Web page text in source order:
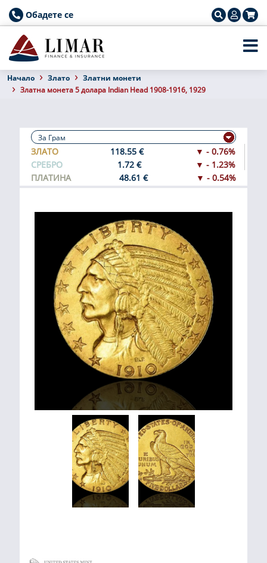
Обадете се
Началo Злато
Златни монети
Златна монета 5 долара Indian Head 1908-1916, 1929
ЗЛАТО 118.55 €
▼ - 0.76%
СРЕБРО
1.72 €
▼ - 1.23%
ПЛАТИНА
48.61 € ▼ - 0.54%